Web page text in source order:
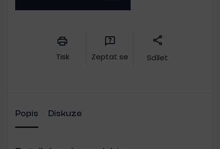
Tisk Zeptat se Sdílet
Popis Diskuze